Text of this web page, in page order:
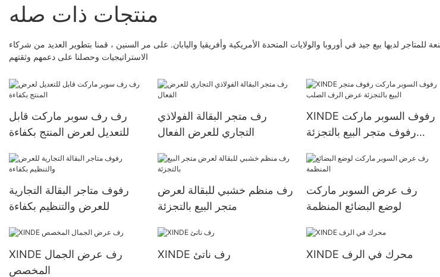
منتجات ذات صله
للمتاجر لديها بيع جيد في أوروبا والولايات المتحدة الأمريكية وأفريقيا واليابان. على مر السنين ، قمنا بتطوير العديد من شركاء
الاستراتيجيات وحصلنا على دعمهم وثقتهم
رف رف سوبر ماركت قابل
للتعديل لعرض المنتج بكفاءة
رف متجر البقالة الفولاذي
التجاري للعرض الفعال
XINDE رفوف السوبر ماركت
رفوف متجر البيع بالتجزئة
رفوف متاجر البقالة التجارية
للعرض والتنظيم بكفاءة
رف منظم خشبي للبقالة لعرض
متجر البيع بالتجزئة
رف عرض السوبر ماركت
لوضع البضائع المنظمة
XINDE رف عرض الجمال
المخصص
XINDE رف ناتئ XINDE محرك في الرف